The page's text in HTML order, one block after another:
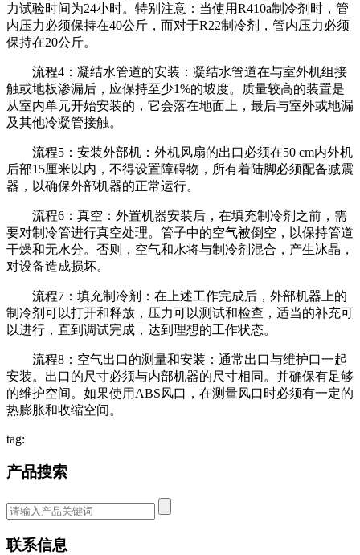
力试验时间为24小时。特别注意：当使用R410a制冷剂时，管
内压力必须保持在40公斤，而对于R22制冷剂，管内压力必须
保持在20公斤。
流程4：凝结水管道的安装：凝结水管道在与室外机组接
触或地板渗漏后，应保持至少1%的坡度。质量较高的装置是
从室内单元开始安装的，它会落在地面上，最后与室外或地漏
及其他冷凝管接触。
流程5：安装外部机：外机风扇的出口必须在50 cm内外机
后部15厘米以内，不得设置障碍物，所有着陆脚必须配备减震
器，以确保外部机器的正常运行。
流程6：真空：外置机器安装后，在填充制冷剂之前，需
要对制冷管进行真空处理。管子中的空气被倒空，以保持管道
干燥和无水分。否则，空气和水将与制冷剂混合，产生冰晶，
对设备造成损坏。
流程7：填充制冷剂：在上述工作完成后，外部机器上的
制冷剂可以打开和释放，压力可以测试和检查，适当的补充可
以进行，直到调试完成，达到理想的工作状态。
流程8：空气出口的测量和安装：通常出口与维护口一起
安装。出口的尺寸必须与内部机器的尺寸相同。并确保有足够
的维护空间。如果使用ABS风口，在测量风口时必须有一定的
热膨胀和收缩空间。
tag:
产品搜索
联系信息